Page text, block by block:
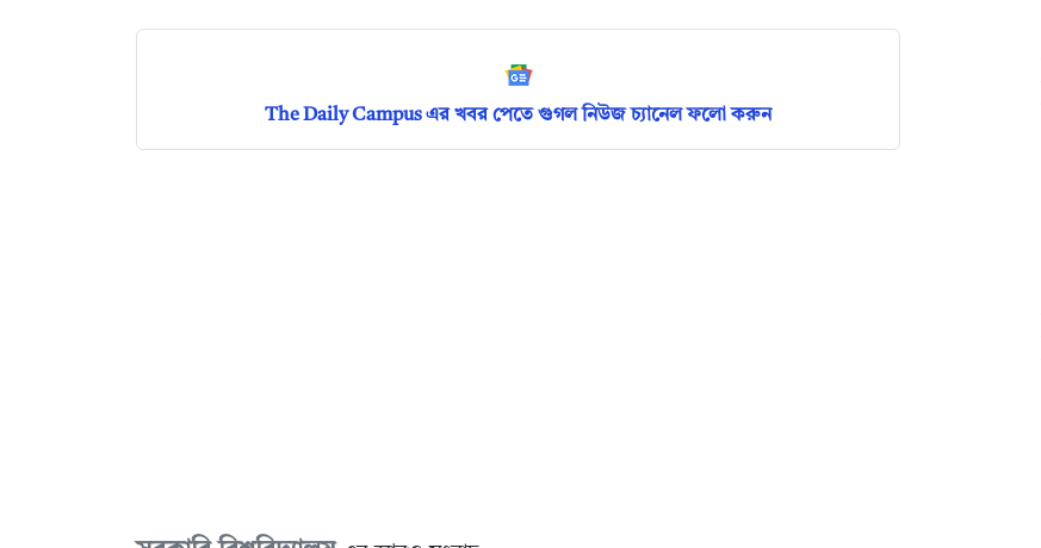
The Daily Campus এর খবর পেতে গুগল নিউজ চ্যানেল ফলো করুন